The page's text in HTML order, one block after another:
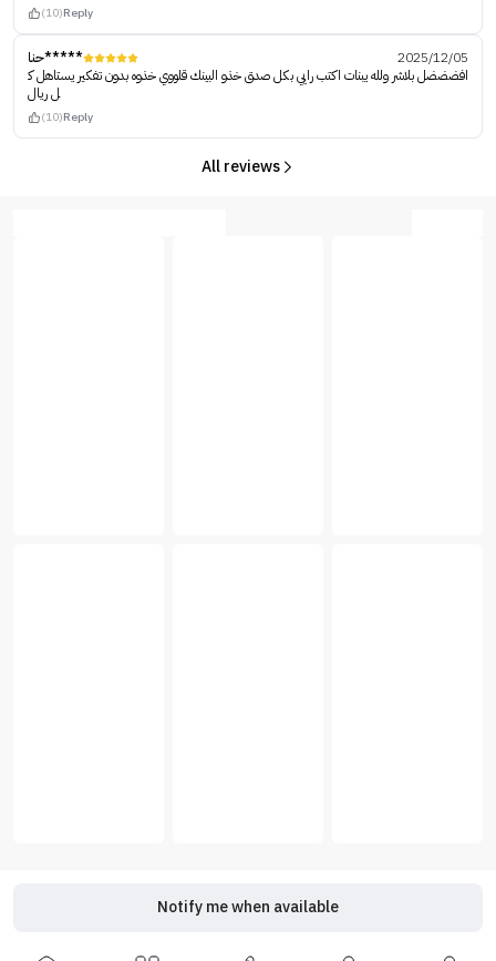
(10)Reply
حنا*****
2025/12/05
افضضضل بلاشر ولله يبنات اكتب رايي بكل صدق خذو البينك قلووي خذوه بدون تفكير يستاهل ك
ل ريال
(10)Reply
All reviews
Notify me when available